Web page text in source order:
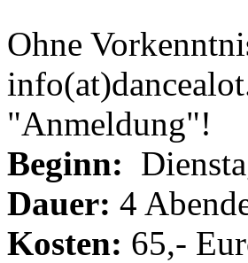
Ohne
"Anmeldung"!
Beginn:
Dauer: 4
Kosten: 65,-